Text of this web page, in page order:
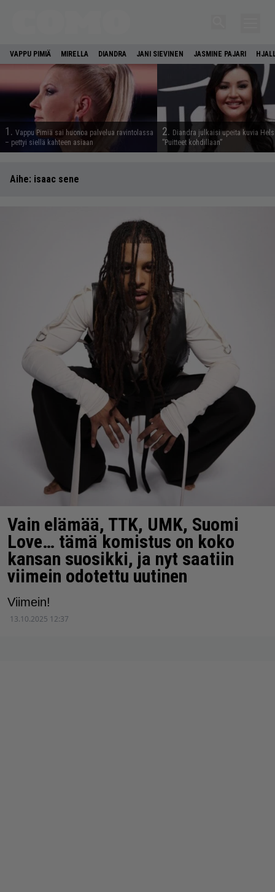
VAPPU PIMIÄ MIRELLA DIANDRA JANI SIEVINEN JASMINE PAJARI
1. Vappu Pimiä sai huonoa palvelua ravintolassa
– pettyi siellä kahteen asiaan
2. Diandra julkaisi upeita kuvia
”Puitteet kohdillaan”
Aihe: isaac sene
Vain elämää, TTK, UMK, Suomi
Love… tämä komistus on koko
kansan suosikki, ja nyt saatiin
viimein odotettu uutinen
Viimein!
13.10.2025 12:37